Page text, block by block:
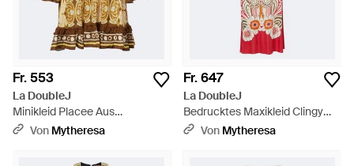
Fr. 553
La DoubleJ
Minikleid Placee Aus
Baumwolle - Mettallic
Von Mytheresa
Fr. 647
La DoubleJ
Bedrucktes Maxikleid Clingy
Roy - Orange
Von Mytheresa